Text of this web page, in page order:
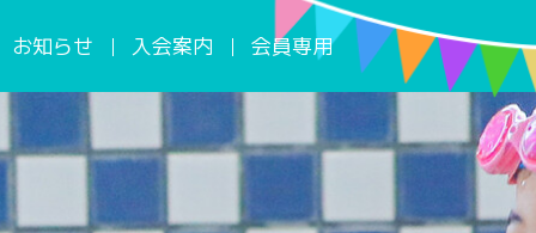
お知らせ 入会案内 会員専用